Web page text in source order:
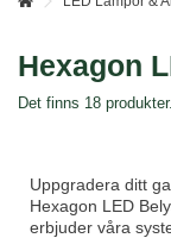
Hexagon
Det finns 18 produkter.
Uppgradera ditt
Hexagon LED
erbjuder våra